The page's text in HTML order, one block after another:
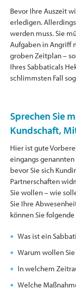
Bevor Ihre Auszeit
erledigen.
werden muss. Sie
Aufgaben in Angriff
groben Zeitplan –
Ihres Sabbaticals
schlimmsten Fall
Sprechen Sie
Kundschaft,
Hier ist gute
eingangs
bevor Sie sich
Partnerschaften
Sie wollen – wie
Sie Ihre
können Sie
Was ist ein
Warum wollen
In welchem
Welche